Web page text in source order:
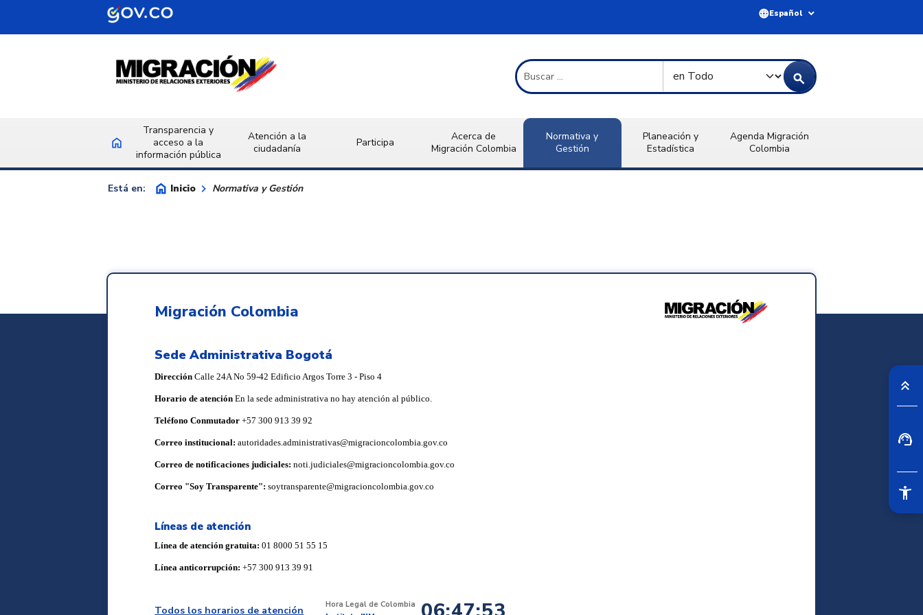
Saltar al contenido principal
languageEspañol expand_more
Término de Búsqueda Tipo de Búsqueda
search
homeInicio
Transparencia y
acceso a la
información pública
Atención a la
ciudadanía
Participa
Acerca de
Migración Colombia
Normativa y
Gestión
Planeación y
Estadística
Agenda Migración
Colombia
Está en: home Inicio keyboard_arrow_right Normativa y Gestión
Migración Colombia
Sede Administrativa Bogotá
DirecciónCalle 24A No 59-42 Edificio Argos Torre 3 - Piso 4
Horario de atenciónEn la sede administrativa no hay atención al público.
Teléfono Conmutador+57 300 913 39 92
Correo institucional:autoridades.administrativas@migracioncolombia.gov.co
Correo de notificaciones judiciales:noti.judiciales@migracioncolombia.gov.co
Correo "Soy Transparente":soytransparente@migracioncolombia.gov.co
Líneas de atención
Línea de atención gratuita:01 8000 51 55 15
Línea anticorrupción:+57 300 913 39 91
Todos los horarios de atención Hora Legal de Colombia